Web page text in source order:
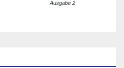
Ausgabe 2